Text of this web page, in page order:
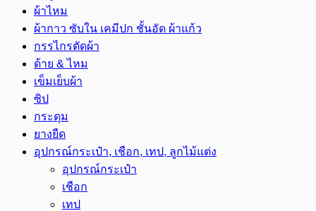
ผ้าไหม
ผ้ากาว ซับใน เคมีปก ชั้นอัด ผ้าแก้ว
กรรไกรตัดผ้า
ด้าย & ไหม
เข็มเย็บผ้า
ซิป
กระดุม
ยางยืด
อุปกรณ์กระเป๋า, เชือก, เทป, ลูกไม้แต่ง
อุปกรณ์กระเป๋า
เชือก
เทป